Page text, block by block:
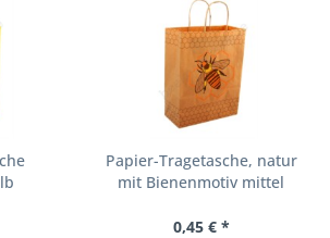
Papier-Tragetasche, natur
mit Bienenmotiv mittel
0,45 € *